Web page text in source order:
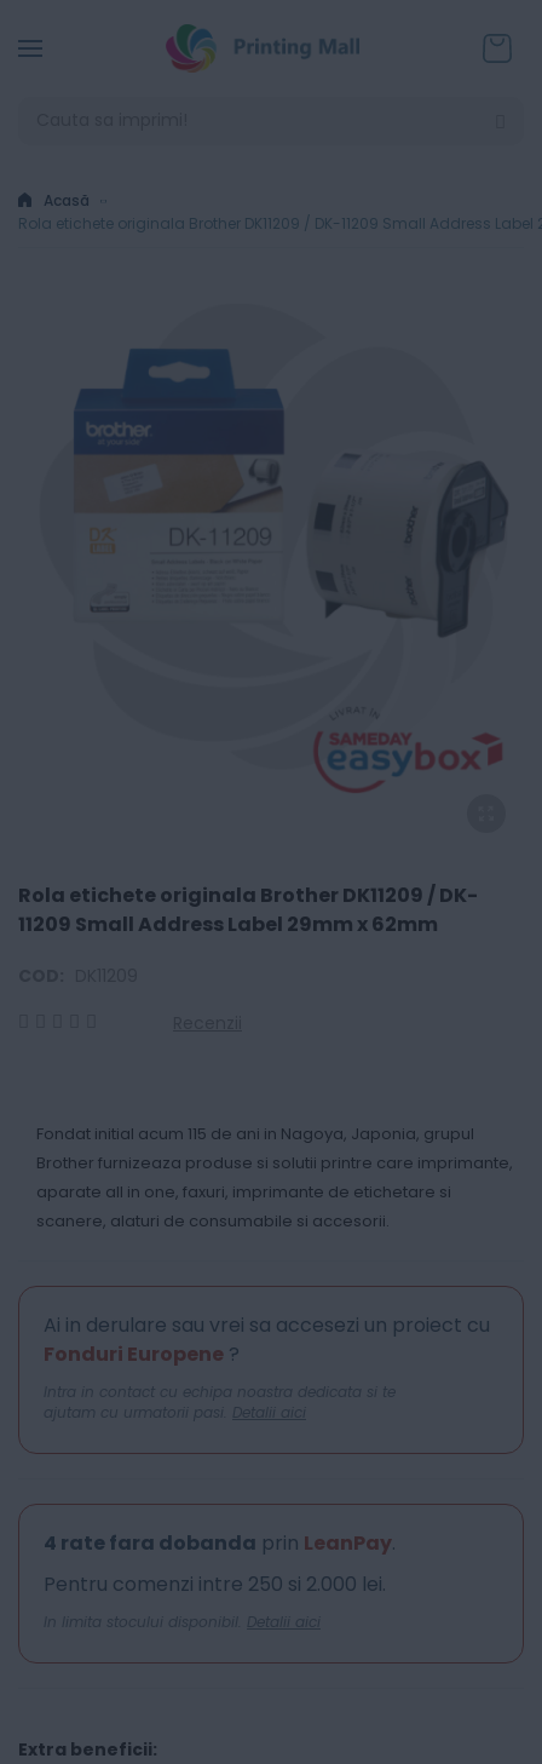
Acasă
Rola etichete originala Brother DK11209 / DK-11209 Small Address
Rola etichete originala Brother DK11209 / DK-
11209 Small Address Label 29mm x 62mm
Fondat initial acum 115 de ani in Nagoya, Japonia, grupul
Brother furnizeaza produse si solutii printre care imprimante,
aparate all in one, faxuri, imprimante de etichetare si
scanere, alaturi de consumabile si accesorii.
Ai in derulare sau vrei sa accesezi un proiect cu
Fonduri Europene ?
Intra in contact cu echipa noastra dedicata si te
ajutam cu urmatorii pasi. Detalii aici
4 rate fara dobanda prin LeanPay.
Pentru comenzi intre 250 si 2.000 lei.
In limita stocului disponibil. Detalii aici
Extra beneficii: